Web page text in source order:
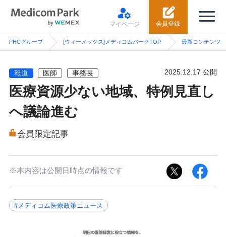
会員登録
マイページ
PHCグループ [ウィーメックス]メディコムパークTOP 最新コンテンツ
報道 医師 事務長 2025.12.17 公開
医療資源少ない地域、特例見直し
へ議論進む
会員限定記事
※本内容は公開日時点の情報です
#メディコム医療政策ニュース